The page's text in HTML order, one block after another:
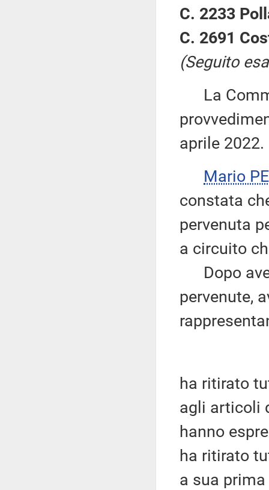
C. 2233
C. 2691
(Seguito
La
aprile 2022.
Mario
constata
pervenuta
a circuito
Dopo
pervenute,
ha ritirato
agli articoli
hanno
ha ritirato
a sua